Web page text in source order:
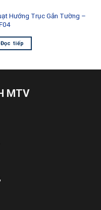
Hướng Trục Gắn Tường –
Đọc tiếp
MTV